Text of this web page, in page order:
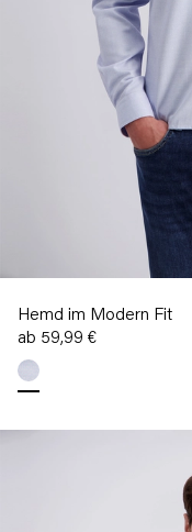
Hemd im Modern Fit
ab 59,99 €